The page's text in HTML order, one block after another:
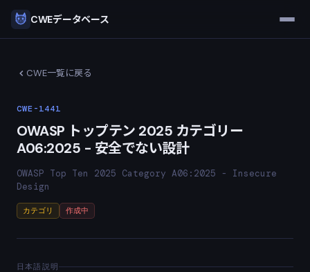
CWEデータベース
CWE一覧に戻る
CWE-1441
OWASP トップテン 2025 カテゴリー
A06:2025 - 安全でない設計
OWASP Top Ten 2025 Category A06:2025 - Insecure
Design
カテゴリ 作成中
日本語説明